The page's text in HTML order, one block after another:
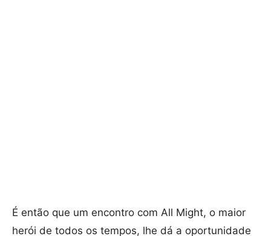
É então que um encontro com All Might, o maior
herói de todos os tempos, lhe dá a oportunidade